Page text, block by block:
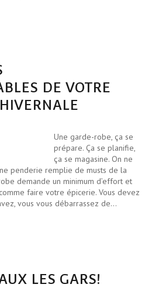
DE VOTRE
Une garde-robe, ça se
prépare. Ça se planifie,
ça se magasine. On ne
penderie remplie de musts de la
demande un minimum d’effort et
comme faire votre épicerie. Vous devez
vous vous débarrassez de…
LES GARS!